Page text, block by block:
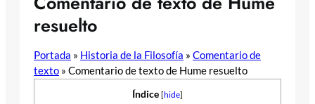
resuelto
Portada » Historia de la Filosofía » Comentario de
texto » Comentario de texto de Hume resuelto
Índice [hide]